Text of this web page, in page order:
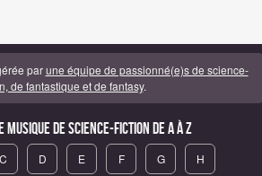
parune équipe de passionné(e)s de science-
de fantastique et de fantasy.
Musique de science-fiction de A à Z
C D E F G H